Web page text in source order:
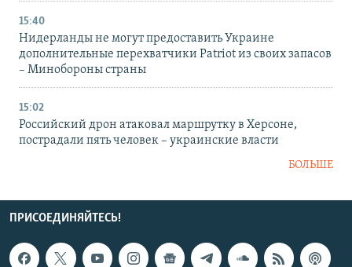
15:40
Нидерланды не могут предоставить Украине
дополнительные перехватчики Patriot из своих запасов
– Минобороны страны
15:02
Российский дрон атаковал маршрутку в Херсоне,
пострадали пять человек – украинские власти
БОЛЬШЕ
ПРИСОЕДИНЯЙТЕСЬ!